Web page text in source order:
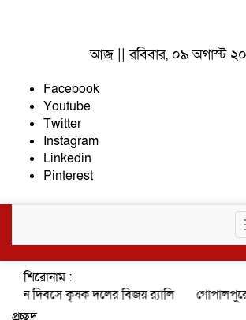
আজ || রবিবার, ০৯ অগাস্ট
Facebook
Youtube
Twitter
Instagram
Linkedin
Pinterest
শিরোনাম :
দিবসে কৃষক দলের বিজয় র‍্যালি